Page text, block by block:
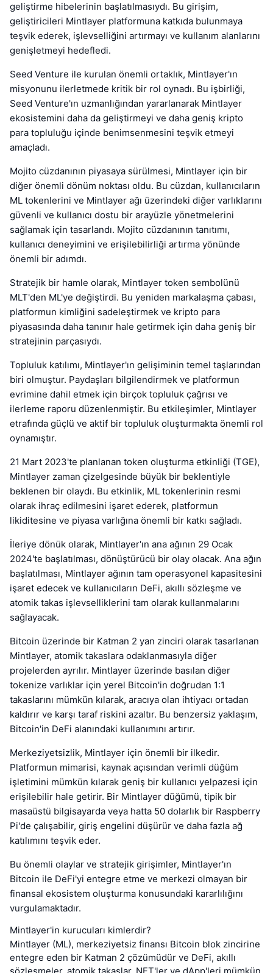
geliştirme hibelerinin başlatılmasıydı. Bu girişim,
geliştiricileri Mintlayer platformuna katkıda bulunmaya
teşvik ederek, işlevselliğini artırmayı ve kullanım alanlarını
genişletmeyi hedefledi.
Seed Venture ile kurulan önemli ortaklık, Mintlayer'ın
misyonunu ilerletmede kritik bir rol oynadı. Bu işbirliği,
Seed Venture'ın uzmanlığından yararlanarak Mintlayer
ekosistemini daha da geliştirmeyi ve daha geniş kripto
para topluluğu içinde benimsenmesini teşvik etmeyi
amaçladı.
Mojito cüzdanının piyasaya sürülmesi, Mintlayer için bir
diğer önemli dönüm noktası oldu. Bu cüzdan, kullanıcıların
ML tokenlerini ve Mintlayer ağı üzerindeki diğer varlıklarını
güvenli ve kullanıcı dostu bir arayüzle yönetmelerini
sağlamak için tasarlandı. Mojito cüzdanının tanıtımı,
kullanıcı deneyimini ve erişilebilirliği artırma yönünde
önemli bir adımdı.
Stratejik bir hamle olarak, Mintlayer token sembolünü
MLT'den ML'ye değiştirdi. Bu yeniden markalaşma çabası,
platformun kimliğini sadeleştirmek ve kripto para
piyasasında daha tanınır hale getirmek için daha geniş bir
stratejinin parçasıydı.
Topluluk katılımı, Mintlayer'ın gelişiminin temel taşlarından
biri olmuştur. Paydaşları bilgilendirmek ve platformun
evrimine dahil etmek için birçok topluluk çağrısı ve
ilerleme raporu düzenlenmiştir. Bu etkileşimler, Mintlayer
etrafında güçlü ve aktif bir topluluk oluşturmakta önemli rol
oynamıştır.
21 Mart 2023'te planlanan token oluşturma etkinliği (TGE),
Mintlayer zaman çizelgesinde büyük bir beklentiyle
beklenen bir olaydı. Bu etkinlik, ML tokenlerinin resmi
olarak ihraç edilmesini işaret ederek, platformun
likiditesine ve piyasa varlığına önemli bir katkı sağladı.
İleriye dönük olarak, Mintlayer'ın ana ağının 29 Ocak
2024'te başlatılması, dönüştürücü bir olay olacak. Ana ağın
başlatılması, Mintlayer ağının tam operasyonel kapasitesini
işaret edecek ve kullanıcıların DeFi, akıllı sözleşme ve
atomik takas işlevselliklerini tam olarak kullanmalarını
sağlayacak.
Bitcoin üzerinde bir Katman 2 yan zinciri olarak tasarlanan
Mintlayer, atomik takaslara odaklanmasıyla diğer
projelerden ayrılır. Mintlayer üzerinde basılan diğer
tokenize varlıklar için yerel Bitcoin'in doğrudan 1:1
takaslarını mümkün kılarak, aracıya olan ihtiyacı ortadan
kaldırır ve karşı taraf riskini azaltır. Bu benzersiz yaklaşım,
Bitcoin'in DeFi alanındaki kullanımını artırır.
Merkeziyetsizlik, Mintlayer için önemli bir ilkedir.
Platformun mimarisi, kaynak açısından verimli düğüm
işletimini mümkün kılarak geniş bir kullanıcı yelpazesi için
erişilebilir hale getirir. Bir Mintlayer düğümü, tipik bir
masaüstü bilgisayarda veya hatta 50 dolarlık bir Raspberry
Pi'de çalışabilir, giriş engelini düşürür ve daha fazla ağ
katılımını teşvik eder.
Bu önemli olaylar ve stratejik girişimler, Mintlayer'ın
Bitcoin ile DeFi'yi entegre etme ve merkezi olmayan bir
finansal ekosistem oluşturma konusundaki kararlılığını
vurgulamaktadır.
Mintlayer'in kurucuları kimlerdir?
Mintlayer (ML), merkeziyetsiz finansı Bitcoin blok zincirine
entegre eden bir Katman 2 çözümüdür ve DeFi, akıllı